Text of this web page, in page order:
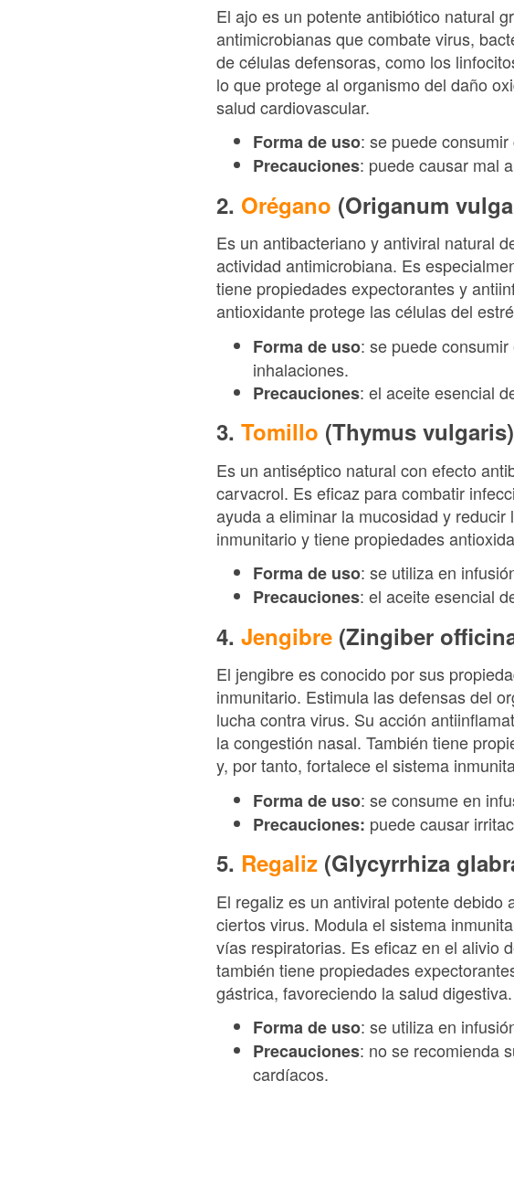
El ajo es un potente antibiótico natural
antimicrobianas que combate virus,
de células defensoras, como los
lo que protege al organismo del daño
salud cardiovascular.
Forma de uso: se puede
Precauciones: puede causar mal
2. Orégano (Origanum
Es un antibacteriano y antiviral natural
actividad antimicrobiana. Es
tiene propiedades expectorantes y
antioxidante protege las células del
Forma de uso: se puede
inhalaciones.
Precauciones: el aceite esencial
3. Tomillo (Thymus vulgaris)
Es un antiséptico natural con efecto
carvacrol. Es eficaz para combatir
ayuda a eliminar la mucosidad y
inmunitario y tiene propiedades
Forma de uso: se utiliza en
Precauciones: el aceite esencial
4. Jengibre (Zingiber
El jengibre es conocido por sus
inmunitario. Estimula las defensas del
lucha contra virus. Su acción
la congestión nasal. También tiene
y, por tanto, fortalece el sistema
Forma de uso: se consume en
Precauciones: puede causar
5. Regaliz (Glycyrrhiza
El regaliz es un antiviral potente
ciertos virus. Modula el sistema
vías respiratorias. Es eficaz en el alivio
también tiene propiedades
gástrica, favoreciendo la salud digestiva.
Forma de uso: se utiliza en
Precauciones: no se recomienda
cardíacos.